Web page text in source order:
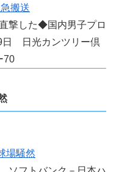
搬送
撃した◆国内男子プロ
日 日光カンツリー倶
70
場騒然